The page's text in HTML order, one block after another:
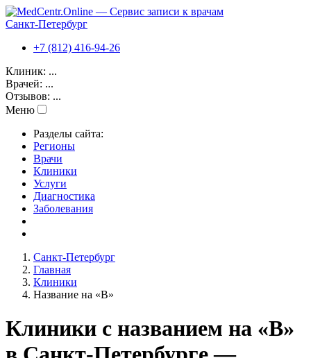
Санкт-Петербург
+7 (812) 416-94-26
Клиник: ...
Врачей: ...
Отзывов: ...
Меню
Разделы сайта:
Регионы
Врачи
Клиники
Услуги
Диагностика
Заболевания
Санкт-Петербург
Главная
Клиники
Название на «В»
Клиники с названием на «В»